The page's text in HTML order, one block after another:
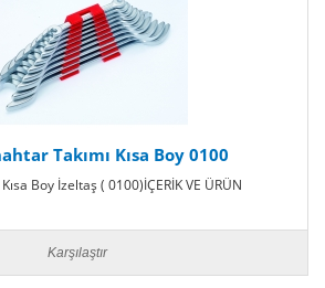
Takımı Kısa Boy 0100
Boy İzeltaş ( 0100)İÇERİK VE ÜRÜN
Karşılaştır